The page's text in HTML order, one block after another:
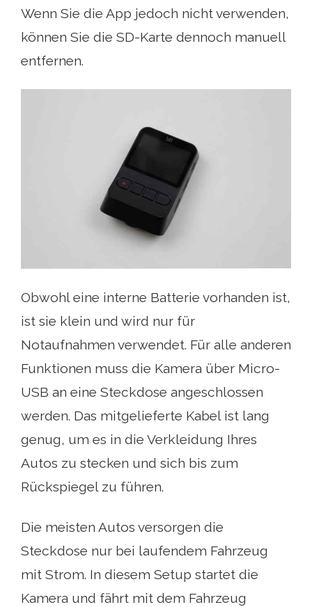
Wenn Sie die App jedoch nicht verwenden,
können Sie die SD-Karte dennoch manuell
entfernen.
Obwohl eine interne Batterie vorhanden ist,
ist sie klein und wird nur für
Notaufnahmen verwendet. Für alle anderen
Funktionen muss die Kamera über Micro-
USB an eine Steckdose angeschlossen
werden. Das mitgelieferte Kabel ist lang
genug, um es in die Verkleidung Ihres
Autos zu stecken und sich bis zum
Rückspiegel zu führen.
Die meisten Autos versorgen die
Steckdose nur bei laufendem Fahrzeug
mit Strom. In diesem Setup startet die
Kamera und fährt mit dem Fahrzeug